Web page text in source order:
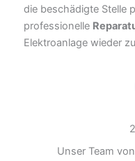
die beschädigte Stelle
professionelle
Elektroanlage wieder
Unser Team